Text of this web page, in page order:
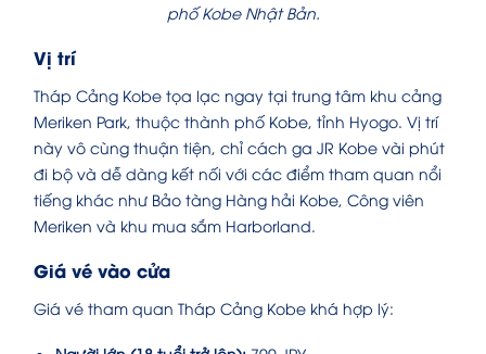
phố Kobe Nhật Bản.
Vị trí
Tháp Cảng Kobe tọa lạc ngay tại trung tâm khu cảng
Meriken Park, thuộc thành phố Kobe, tỉnh Hyogo. Vị trí
này vô cùng thuận tiện, chỉ cách ga JR Kobe vài phút
đi bộ và dễ dàng kết nối với các điểm tham quan nổi
tiếng khác như Bảo tàng Hàng hải Kobe, Công viên
Meriken và khu mua sắm Harborland.
Giá vé vào cửa
Giá vé tham quan Tháp Cảng Kobe khá hợp lý: